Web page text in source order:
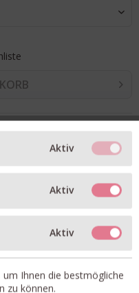
in taupe
und am Saum
Aktiv
Aktiv
Aktiv
Ihnen die bestmögliche
zu können.